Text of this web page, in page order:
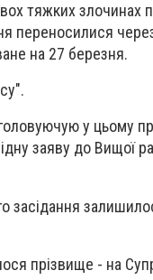
тяжких злочинах
переносилися
на 27 березня.
у цьому
заяву до Вищої
засідання
прізвище - на